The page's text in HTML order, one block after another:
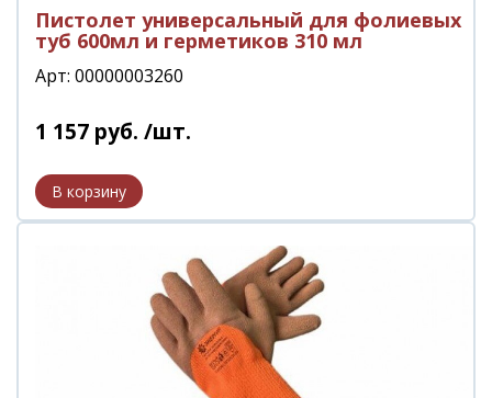
Пистолет универсальный для фолиевых
туб 600мл и герметиков 310 мл
Арт: 00000003260
1 157 руб. /шт.